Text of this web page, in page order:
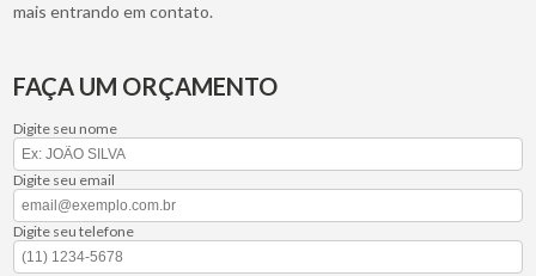
mais entrando em contato.
FAÇA UM ORÇAMENTO
Digite seu nome
Digite seu email
Digite seu telefone